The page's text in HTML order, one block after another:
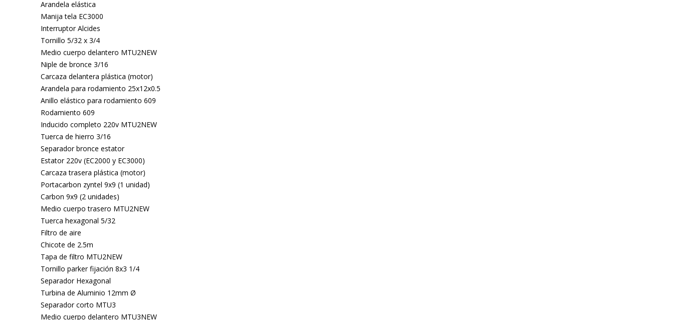
Arandela elástica
Manija tela EC3000
Interruptor Alcides
Tornillo 5/32 x 3/4
Medio cuerpo delantero MTU2NEW
Niple de bronce 3/16
Carcaza delantera plástica (motor)
Arandela para rodamiento 25x12x0.5
Anillo elástico para rodamiento 609
Rodamiento 609
Inducido completo 220v MTU2NEW
Tuerca de hierro 3/16
Separador bronce estator
Estator 220v (EC2000 y EC3000)
Carcaza trasera plástica (motor)
Portacarbon zyntel 9x9 (1 unidad)
Carbon 9x9 (2 unidades)
Medio cuerpo trasero MTU2NEW
Tuerca hexagonal 5/32
Filtro de aire
Chicote de 2.5m
Tapa de filtro MTU2NEW
Tornillo parker fijación 8x3 1/4
Separador Hexagonal
Turbina de Aluminio 12mm Ø
Separador corto MTU3
Medio cuerpo delantero MTU3NEW